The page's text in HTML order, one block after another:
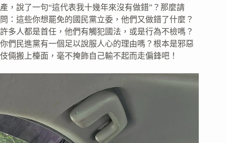
產，說了一句“這代表我十幾年來沒有做錯”？那麼請
問：這些你想罷免的國民黨立委，他們又做錯了什麼？
許多人都是首任，他們有觸犯國法，或是行為不檢嗎？
你們民進黨有一個足以說服人心的理由嗎？根本是邪惡
伎倆搬上檯面，毫不掩飾自己輸不起而走偏鋒吧！